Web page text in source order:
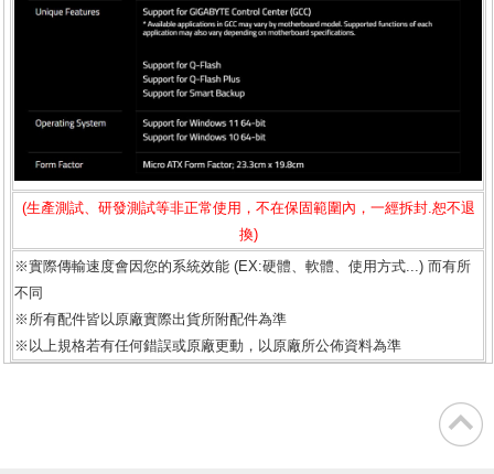
(生產測試、研發測試等非正常使用，不在保固範圍內，一經拆封.恕不退
換)
※實際傳輸速度會因您的系統效能 (EX:硬體、軟體、使用方式...) 而有所
不同
※所有配件皆以原廠實際出貨所附配件為準
※以上規格若有任何錯誤或原廠更動，以原廠所公佈資料為準